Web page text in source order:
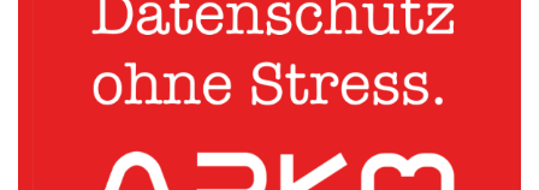
ARKM.marketing